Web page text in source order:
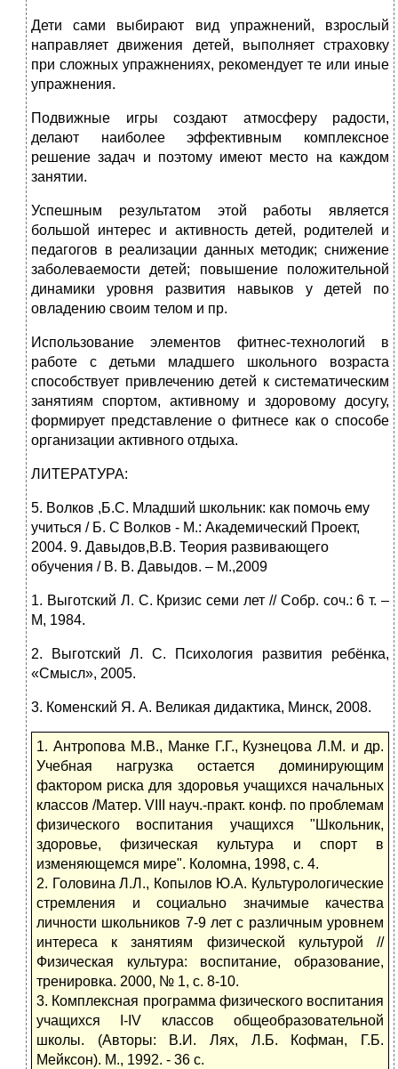
Дети сами выбирают вид упражнений, взрослый
направляет движения детей, выполняет страховку
при сложных упражнениях, рекомендует те или иные
упражнения.
Подвижные игры
создают атмосферу радости,
делают наиболее эффективным комплексное
решение задач и поэтому имеют место на каждом
занятии.
Успешным результатом этой работы является
большой интерес и активность детей, родителей и
педагогов в реализации данных методик; снижение
заболеваемости детей; повышение положительной
динамики уровня развития навыков у детей по
овладению своим телом и пр.
Использование элементов фитнес-технологий в
работе с детьми младшего школьного возраста
способствует привлечению детей к систематическим
занятиям спортом, активному и здоровому досугу,
формирует представление о фитнесе как о способе
организации активного отдыха.
ЛИТЕРАТУРА:
5. Волков ,Б.С. Младший школьник: как помочь ему
учиться / Б. С Волков - М.: Академический Проект,
2004. 9. Давыдов,В.В. Теория развивающего
обучения / В. В. Давыдов. – М.,2009
1. Выготский Л. С. Кризис семи лет // Собр. соч.: 6 т. –
М, 1984.
2. Выготский Л. С. Психология развития ребёнка,
«Смысл», 2005.
3. Коменский Я. А. Великая дидактика, Минск, 2008.
1. Антропова М.В., Манке Г.Г., Кузнецова Л.М. и др.
Учебная нагрузка остается доминирующим
фактором риска для здоровья учащихся начальных
классов /Матер. VIII науч.-практ. конф. по проблемам
физического воспитания учащихся "Школьник,
здоровье, физическая культура и спорт в
изменяющемся мире". Коломна, 1998, с. 4.
2. Головина Л.Л., Копылов Ю.А. Культурологические
стремления и социально значимые качества
личности школьников 7-9 лет с различным уровнем
интереса к занятиям физической культурой //
Физическая культура: воспитание, образование,
тренировка. 2000, № 1, с. 8-10.
3. Комплексная программа физического воспитания
учащихся I-IV классов общеобразовательной
школы. (Авторы: В.И. Лях, Л.Б. Кофман, Г.Б.
Мейксон). М., 1992. - 36 с.